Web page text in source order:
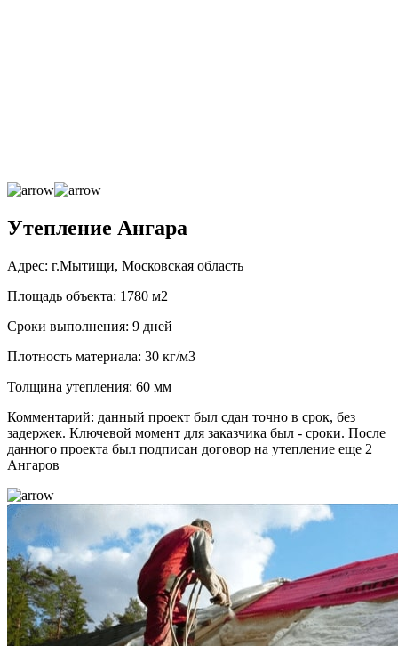
Утепление Ангара
Адрес: г.Мытищи, Московская область
Площадь объекта: 1780 м2
Сроки выполнения: 9 дней
Плотность материала: 30 кг/м3
Толщина утепления: 60 мм
Комментарий: данный проект был сдан точно в срок, без
задержек. Ключевой момент для заказчика был - сроки. После
данного проекта был подписан договор на утепление еще 2
Ангаров